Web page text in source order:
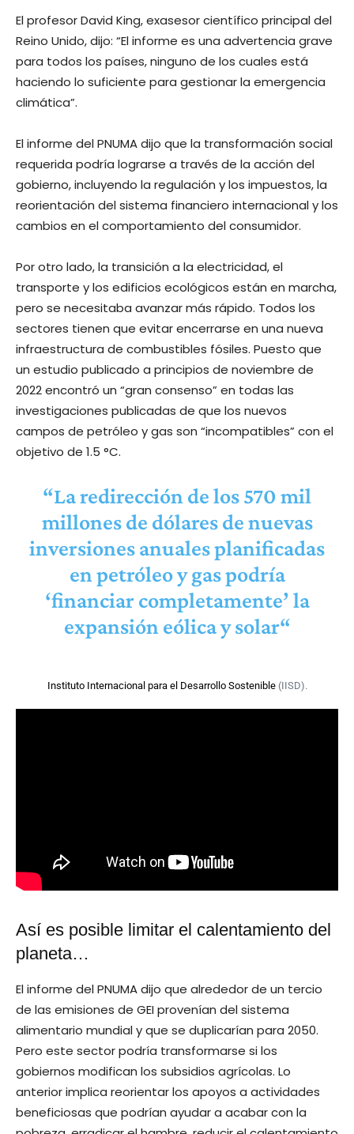
El profesor David King, exasesor científico principal del
Reino Unido, dijo: “El informe es una advertencia grave
para todos los países, ninguno de los cuales está
haciendo lo suficiente para gestionar la emergencia
climática”.
El informe del PNUMA dijo que la transformación social
requerida podría lograrse a través de la acción del
gobierno, incluyendo la regulación y los impuestos, la
reorientación del sistema financiero internacional y los
cambios en el comportamiento del consumidor.
Por otro lado, la transición a la electricidad, el
transporte y los edificios ecológicos están en marcha,
pero se necesitaba avanzar más rápido. Todos los
sectores tienen que evitar encerrarse en una nueva
infraestructura de combustibles fósiles. Puesto que
un estudio publicado a principios de noviembre de
2022 encontró un “gran consenso” en todas las
investigaciones publicadas de que los nuevos
campos de petróleo y gas son “incompatibles” con el
objetivo de 1.5 °C.
“La redirección de los 570 mil
millones de dólares de nuevas
inversiones anuales planificadas
en petróleo y gas podría
‘financiar completamente’ la
expansión eólica y solar“
Instituto Internacional para el Desarrollo Sostenible(IISD).
Así es posible limitar el calentamiento del
planeta…
El informe del PNUMA dijo que alrededor de un tercio
de las emisiones de GEI provenían del sistema
alimentario mundial y que se duplicarían para 2050.
Pero este sector podría transformarse si los
gobiernos modifican los subsidios agrícolas. Lo
anterior implica reorientar los apoyos a actividades
beneficiosas que podrían ayudar a acabar con la